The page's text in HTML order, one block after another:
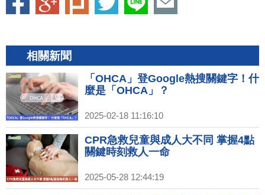
相關新聞
「OHCA」登Google熱搜關鍵字！什
麼是「OHCA」？
2025-02-18 11:16:10
CPR急救兒童與成人大不同 掌握4點
關鍵時刻救人一命
2025-05-28 12:44:19